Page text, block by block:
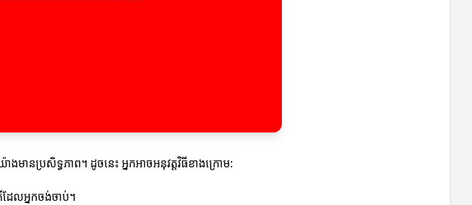
ានប្រសិទ្ធភាព។ ដូចនេះ អ្នកអាចអនុវត្តវិធីខាងក្រោម:
ែលអ្នកចង់ចាប់។